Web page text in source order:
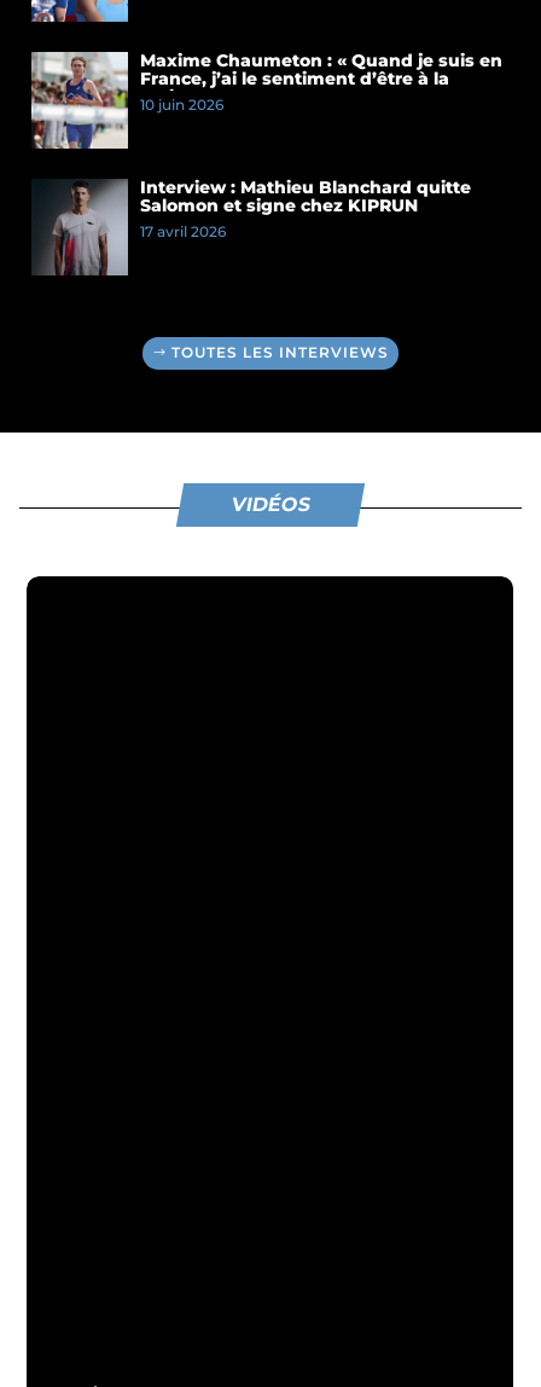
Maxime Chaumeton : « Quand je suis en
France, j’ai le sentiment d’être à la
maison »
10 juin 2026
Interview : Mathieu Blanchard quitte
Salomon et signe chez KIPRUN
17 avril 2026
TOUTES LES INTERVIEWS
VIDÉOS